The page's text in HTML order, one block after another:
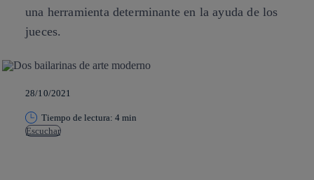
una herramienta determinante en la ayuda de los
jueces.
28/10/2021
Tiempo de lectura: 4 min
Escuchar